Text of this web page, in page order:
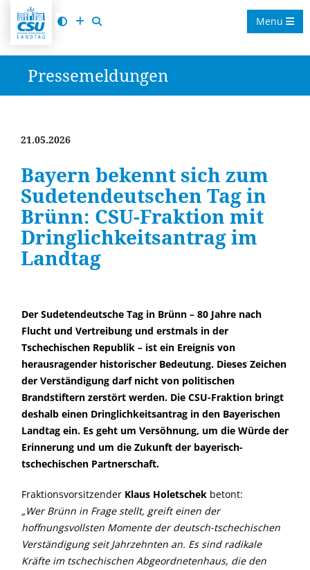
Menu
Pressemeldungen
21.05.2026
Bayern bekennt sich zum
Sudetendeutschen Tag in
Brünn: CSU-Fraktion mit
Dringlichkeitsantrag im
Landtag
Der Sudetendeutsche Tag in Brünn – 80 Jahre nach
Flucht und Vertreibung und erstmals in der
Tschechischen Republik – ist ein Ereignis von
herausragender historischer Bedeutung. Dieses Zeichen
der Verständigung darf nicht von politischen
Brandstiftern zerstört werden. Die CSU-Fraktion bringt
deshalb einen Dringlichkeitsantrag in den Bayerischen
Landtag ein. Es geht um Versöhnung, um die Würde der
Erinnerung und um die Zukunft der bayerisch-
tschechischen Partnerschaft.
Fraktionsvorsitzender Klaus Holetschek betont:
Wer Brünn in Frage stellt, greift einen der
hoffnungsvollsten Momente der deutsch-tschechischen
Verständigung seit Jahrzehnten an. Es sind radikale
Kräfte im tschechischen Abgeordnetenhaus, die den